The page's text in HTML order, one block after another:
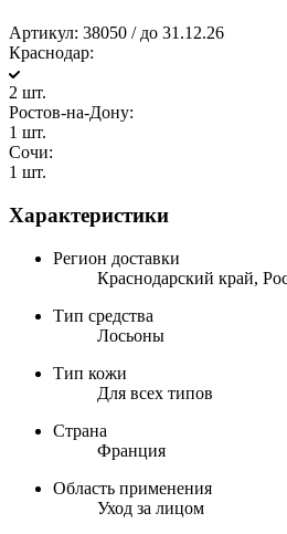
Артикул: 38050 / до 31.12.26
Краснодар:
2 шт.
Ростов-на-Дону:
1 шт.
Сочи:
1 шт.
Характеристики
Регион доставки
Краснодарский край,
Тип средства
Лосьоны
Тип кожи
Для всех типов
Страна
Франция
Область применения
Уход за лицом